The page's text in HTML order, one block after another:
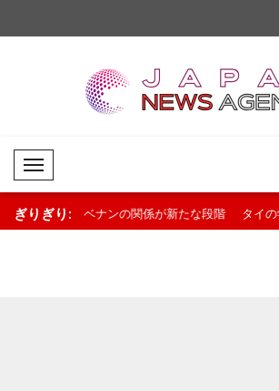
Mobil Menü
ぎりぎり:
新たな段階 タイの学校で銃撃事件 8人死亡、30